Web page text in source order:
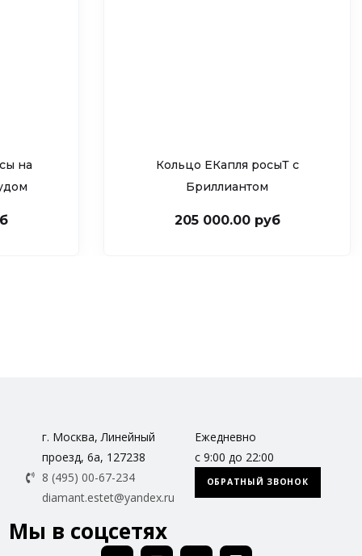
на
Кольцо ЕКапля росыТ c
Бриллиантом
205 000.00 руб
г. Москва, Линейный
проезд, 6а, 127238
8 (495) 00-67-234
diamant.estet@yandex.ru
Ежедневно
с 9:00 до 22:00
ОБРАТНЫЙ ЗВОНОК
Мы в соцсетях